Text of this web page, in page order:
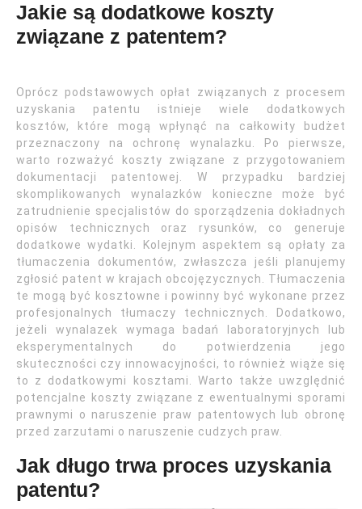
Jakie są dodatkowe koszty
związane z patentem?
Oprócz podstawowych opłat związanych z procesem
uzyskania patentu istnieje wiele dodatkowych
kosztów, które mogą wpłynąć na całkowity budżet
przeznaczony na ochronę wynalazku. Po pierwsze,
warto rozważyć koszty związane z przygotowaniem
dokumentacji patentowej. W przypadku bardziej
skomplikowanych wynalazków konieczne może być
zatrudnienie specjalistów do sporządzenia dokładnych
opisów technicznych oraz rysunków, co generuje
dodatkowe wydatki. Kolejnym aspektem są opłaty za
tłumaczenia dokumentów, zwłaszcza jeśli planujemy
zgłosić patent w krajach obcojęzycznych. Tłumaczenia
te mogą być kosztowne i powinny być wykonane przez
profesjonalnych tłumaczy technicznych. Dodatkowo,
jeżeli wynalazek wymaga badań laboratoryjnych lub
eksperymentalnych do potwierdzenia jego
skuteczności czy innowacyjności, to również wiąże się
to z dodatkowymi kosztami. Warto także uwzględnić
potencjalne koszty związane z ewentualnymi sporami
prawnymi o naruszenie praw patentowych lub obronę
przed zarzutami o naruszenie cudzych praw.
Jak długo trwa proces uzyskania
patentu?